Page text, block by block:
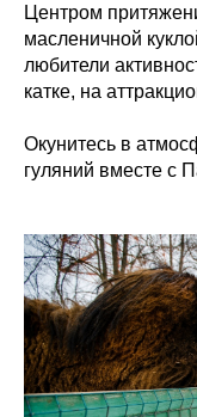
Центром
масленичной
любители
катке, на
Окунитесь в
гуляний вместе с